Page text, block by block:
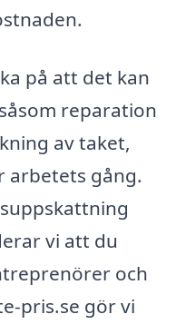
på att det kan
reparation
av taket,
arbetets gång.
vi att du
och
pris.se gör vi